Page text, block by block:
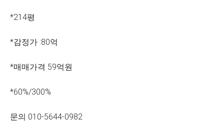
*214평
*감정가 :80억
*매매가격 59억원
*60%/300%
문의 010-5644-0982